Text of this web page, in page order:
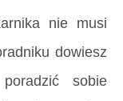
nie musi
dowiesz
sobie